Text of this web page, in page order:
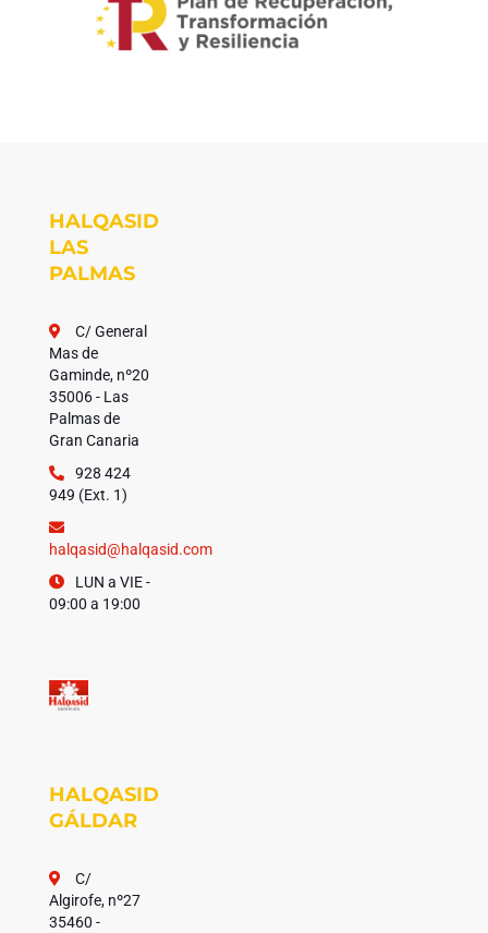
HALQASID
LAS
PALMAS
C/ General
Mas de
Gaminde, nº20
35006 - Las
Palmas de
Gran Canaria
928 424
949 (Ext. 1)
halqasid@halqasid.com
LUN a VIE -
09:00 a 19:00
HALQASID
GÁLDAR
C/
Algirofe, nº27
35460 -